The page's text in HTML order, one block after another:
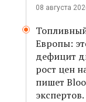
08 августа
Европы:
дефицит
рост цен
пишет
экспертов.